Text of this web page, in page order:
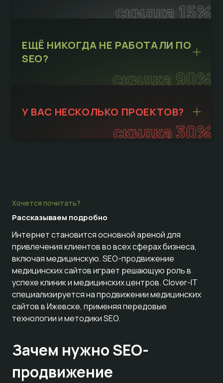
скидка 15%
скидка 90%
ЕЩЁ НИКОГДА НЕ РАБОТАЛИ ПО
SEO?
скидка 30%
У ВАС НЕСКОЛЬКО ПРОЕКТОВ?
Хочется почитать?
Рассказываем подробно
Интернет становится основной ареной для
привлечения клиентов во всех сферах бизнеса,
включая медицинскую. SEO-продвижение
медицинских сайтов играет решающую роль в
успехе клиник и медицинских центров. Clover-IT
специализируется на продвижении медицинских
сайтов в Ижевске, применяя передовые
технологии и методики SEO.
Зачем нужно SEO-
продвижение